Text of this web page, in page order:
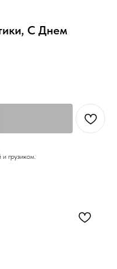
С Днем
и грузиком.